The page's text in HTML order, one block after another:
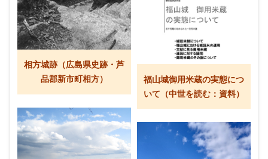
相方城跡（広島県史跡・芦
品郡新市町相方）
福山城御用米蔵の実態につ
いて（中世を読む：資料）